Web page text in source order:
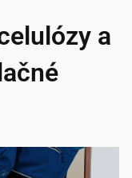
a